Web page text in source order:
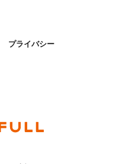
プライバシー